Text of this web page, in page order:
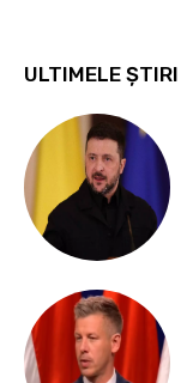
ULTIMELE ȘTIRI